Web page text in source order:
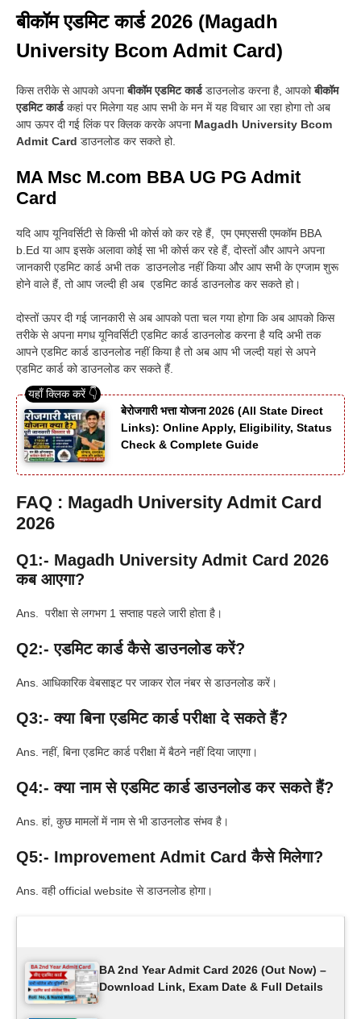
बीकॉम एडमिट कार्ड 2026 (Magadh
University Bcom Admit Card)
किस तरीके से आपको अपनाबीकॉम एडमिट कार्डडाउनलोड करना है, आपकोबीकॉम
एडमिट कार्डकहां पर मिलेगा यह आप सभी के मन में यह विचार आ रहा होगा तो अब
आप ऊपर दी गई लिंक पर क्लिक करके अपना Magadh University Bcom
Admit Card डाउनलोड कर सकते हो.
MA Msc M.com BBA UG PG Admit
Card
यदि आप यूनिवर्सिटी से किसी भी कोर्स को कर रहे हैं, एम एमएससी एमकॉम BBA
b.Ed या आप इसके अलावा कोई सा भी कोर्स कर रहे हैं, दोस्तों और आपने अपना
जानकारी एडमिट कार्ड अभी तक डाउनलोड नहीं किया और आप सभी के एग्जाम शुरू
होने वाले हैं, तो आप जल्दी ही अब एडमिट कार्ड डाउनलोड कर सकते हो।
दोस्तों ऊपर दी गई जानकारी से अब आपको पता चल गया होगा कि अब आपको किस
तरीके से अपना मगध यूनिवर्सिटी एडमिट कार्ड डाउनलोड करना है यदि अभी तक
आपने एडमिट कार्ड डाउनलोड नहीं किया है तो अब आप भी जल्दी यहां से अपने
एडमिट कार्ड को डाउनलोड कर सकते हैं.
बेरोजगारी भत्ता योजना 2026 (All State Direct
Links): Online Apply, Eligibility, Status
Check & Complete Guide
FAQ : Magadh University Admit Card
2026
Q1:- Magadh University Admit Card 2026
कब आएगा?
Ans. परीक्षा से लगभग 1 सप्ताह पहले जारी होता है।
Q2:- एडमिट कार्ड कैसे डाउनलोड करें?
Ans. आधिकारिक वेबसाइट पर जाकर रोल नंबर से डाउनलोड करें।
Q3:- क्या बिना एडमिट कार्ड परीक्षा दे सकते हैं?
Ans. नहीं, बिना एडमिट कार्ड परीक्षा में बैठने नहीं दिया जाएगा।
Q4:- क्या नाम से एडमिट कार्ड डाउनलोड कर सकते हैं?
Ans. हां, कुछ मामलों में नाम से भी डाउनलोड संभव है।
Q5:- Improvement Admit Card कैसे मिलेगा?
Ans. वही official website से डाउनलोड होगा।
BA 2nd Year Admit Card 2026 (Out Now) –
Download Link, Exam Date & Full Details